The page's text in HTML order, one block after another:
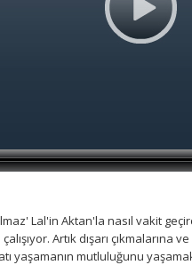
Lal'in Aktan'la nasıl vakit
Artık dışarı
yaşamanın mutluluğunu